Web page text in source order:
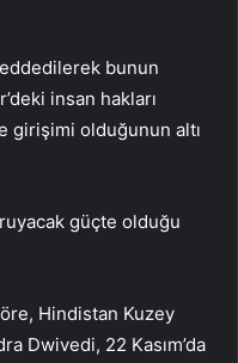
bunun
insan hakları
girişimi olduğunun altı
güçte olduğu
Hindistan Kuzey
Dwivedi, 22 Kasım’da